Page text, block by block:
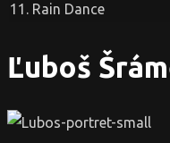
11. Rain Dance
Ľuboš